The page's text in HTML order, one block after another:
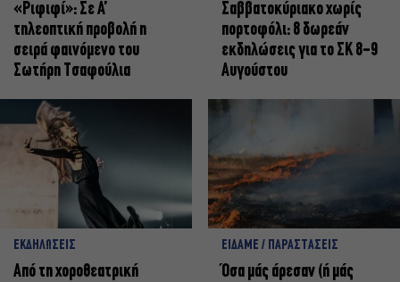
«Ριφιφί»: Σε Α’
τηλεοπτική προβολή η
σειρά φαινόμενο του
Σωτήρη Τσαφούλια
Σαββατοκύριακο χωρίς
πορτοφόλι: 8 δωρεάν
εκδηλώσεις για το ΣΚ 8-9
Αυγούστου
ΕΚΔΗΛΩΣΕΙΣ
Από τη χοροθεατρική
ΕΙΔΑΜΕ / ΠΑΡΑΣΤΑΣΕΙΣ
Όσα μάς άρεσαν (ή μάς